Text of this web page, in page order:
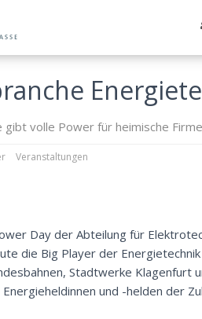
volle Power für heimische
Veranstaltungen
Day der Abteilung für
die Big Player der
Stadtwerke Klagenfurt
und -helden der